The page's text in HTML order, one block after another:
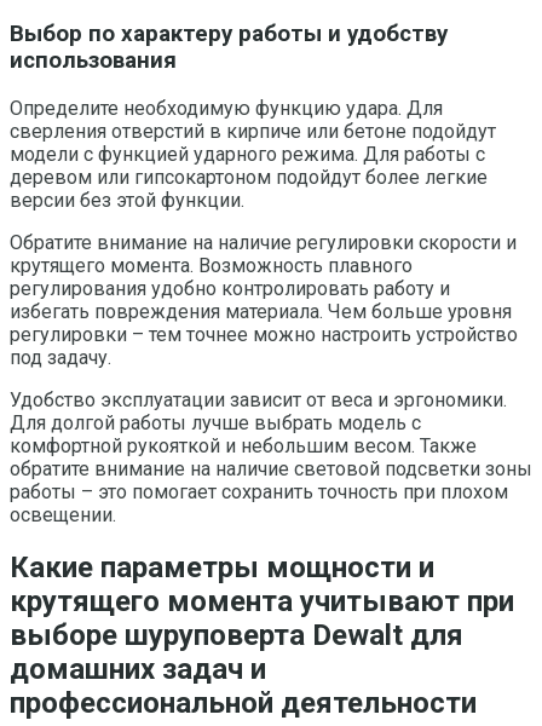
Выбор по характеру работы и удобству
использования
Определите необходимую функцию удара. Для
сверления отверстий в кирпиче или бетоне подойдут
модели с функцией ударного режима. Для работы с
деревом или гипсокартоном подойдут более легкие
версии без этой функции.
Обратите внимание на наличие регулировки скорости и
крутящего момента. Возможность плавного
регулирования удобно контролировать работу и
избегать повреждения материала. Чем больше уровня
регулировки – тем точнее можно настроить устройство
под задачу.
Удобство эксплуатации зависит от веса и эргономики.
Для долгой работы лучше выбрать модель с
комфортной рукояткой и небольшим весом. Также
обратите внимание на наличие световой подсветки зоны
работы – это помогает сохранить точность при плохом
освещении.
Какие параметры мощности и
крутящего момента учитывают при
выборе шуруповерта Dewalt для
домашних задач и
профессиональной деятельности